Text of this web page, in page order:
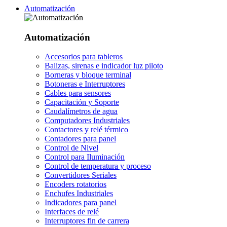
Automatización
Automatización
Accesorios para tableros
Balizas, sirenas e indicador luz piloto
Borneras y bloque terminal
Botoneras e Interruptores
Cables para sensores
Capacitación y Soporte
Caudalímetros de agua
Computadores Industriales
Contactores y relé térmico
Contadores para panel
Control de Nivel
Control para Iluminación
Control de temperatura y proceso
Convertidores Seriales
Encoders rotatorios
Enchufes Industriales
Indicadores para panel
Interfaces de relé
Interruptores fin de carrera